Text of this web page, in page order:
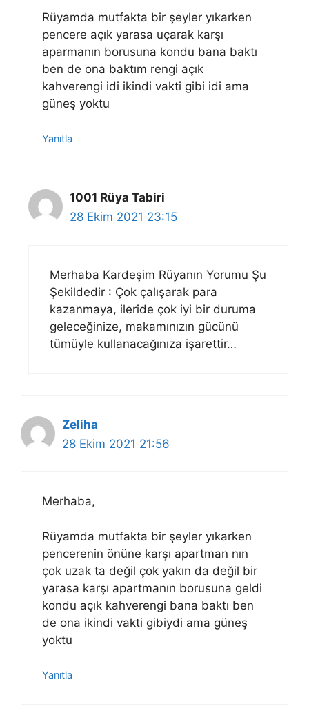
Rüyamda mutfakta bir şeyler yıkarken
pencere açık yarasa uçarak karşı
aparmanın borusuna kondu bana baktı
ben de ona baktım rengi açık
kahverengi idi ikindi vakti gibi idi ama
güneş yoktu
Yanıtla
1001 Rüya Tabiri
28 Ekim 2021 23:15
Merhaba Kardeşim Rüyanın Yorumu Şu
Şekildedir : Çok çalışarak para
kazanmaya, ileride çok iyi bir duruma
geleceğinize, makamınızın gücünü
tümüyle kullanacağınıza işarettir…
Zeliha
28 Ekim 2021 21:56
Merhaba,
Rüyamda mutfakta bir şeyler yıkarken
pencerenin önüne karşı apartman nın
çok uzak ta değil çok yakın da değil bir
yarasa karşı apartmanın borusuna geldi
kondu açık kahverengi bana baktı ben
de ona ikindi vakti gibiydi ama güneş
yoktu
Yanıtla